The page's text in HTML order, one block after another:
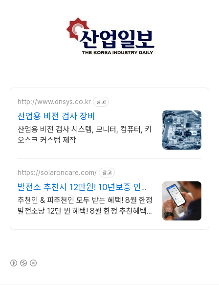
http://www.dnsys.co.kr 광고
산업용 비전 검사 장비
산업용 비전 검사 시스템, 모니터, 컴퓨터, 키
오스크 커스텀 제작
https://solaroncare.com/ 광고
발전소 추천시 12만원! 10년보증 인버
터교체
추천인 & 피추천인 모두 받는 혜택! 8월 한정
발전소당 12만 원 혜택! 8월 한정 추천혜택